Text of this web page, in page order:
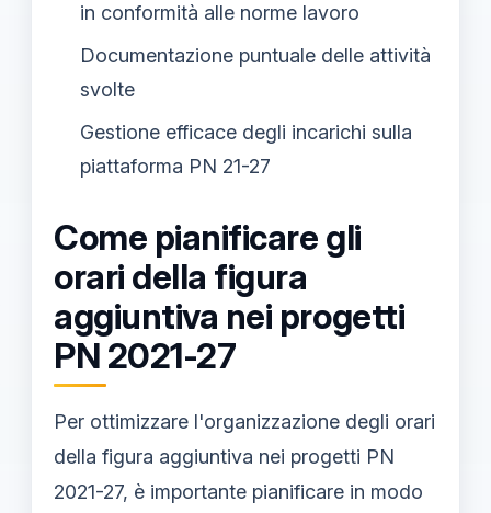
in conformità alle norme lavoro
Documentazione puntuale delle attività
svolte
Gestione efficace degli incarichi sulla
piattaforma PN 21-27
Come pianificare gli
orari della figura
aggiuntiva nei progetti
PN 2021-27
Per ottimizzare l'organizzazione degli orari
della figura aggiuntiva nei progetti PN
2021-27, è importante pianificare in modo